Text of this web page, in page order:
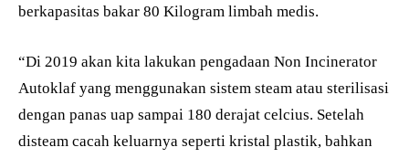
berkapasitas bakar 80 Kilogram limbah medis.
“Di 2019 akan kita lakukan pengadaan Non Incinerator
Autoklaf yang menggunakan sistem steam atau sterilisasi
dengan panas uap sampai 180 derajat celcius. Setelah
disteam cacah keluarnya seperti kristal plastik, bahkan